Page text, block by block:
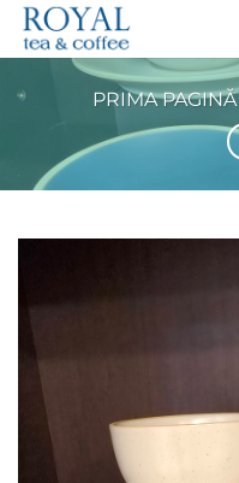
Skip
content
PRIMA PAGINĂ